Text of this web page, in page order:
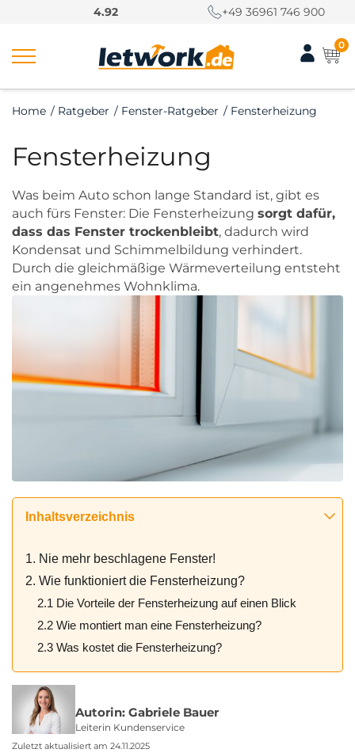
4.92 +49 36961 746 900
0
Home / Ratgeber / Fenster-Ratgeber / Fensterheizung
Fensterheizung
Was beim Auto schon lange Standard ist, gibt es
auch fürs Fenster: Die Fensterheizung sorgt dafür,
dass das Fenster trockenbleibt, dadurch wird
Kondensat und Schimmelbildung verhindert.
Durch die gleichmäßige Wärmeverteilung entsteht
ein angenehmes Wohnklima.
Inhaltsverzeichnis
1. Nie mehr beschlagene Fenster!
2. Wie funktioniert die Fensterheizung?
2.1 Die Vorteile der Fensterheizung auf einen Blick
2.2 Wie montiert man eine Fensterheizung?
2.3 Was kostet die Fensterheizung?
Autorin: Gabriele Bauer
Leiterin Kundenservice
Zuletzt aktualisiert am 24.11.2025